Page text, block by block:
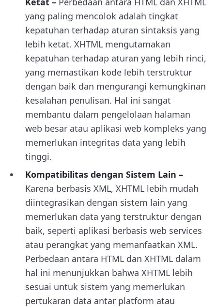
yang paling mencolok adalah tingkat
kepatuhan terhadap aturan sintaksis yang
lebih ketat. XHTML mengutamakan
kepatuhan terhadap aturan yang lebih rinci,
yang memastikan kode lebih terstruktur
dengan baik dan mengurangi kemungkinan
kesalahan penulisan. Hal ini sangat
membantu dalam pengelolaan halaman
web besar atau aplikasi web kompleks yang
memerlukan integritas data yang lebih
tinggi.
Kompatibilitas dengan Sistem Lain –
Karena berbasis XML, XHTML lebih mudah
diintegrasikan dengan sistem lain yang
memerlukan data yang terstruktur dengan
baik, seperti aplikasi berbasis web services
atau perangkat yang memanfaatkan XML.
Perbedaan antara HTML dan XHTML dalam
hal ini menunjukkan bahwa XHTML lebih
sesuai untuk sistem yang memerlukan
pertukaran data antar platform atau